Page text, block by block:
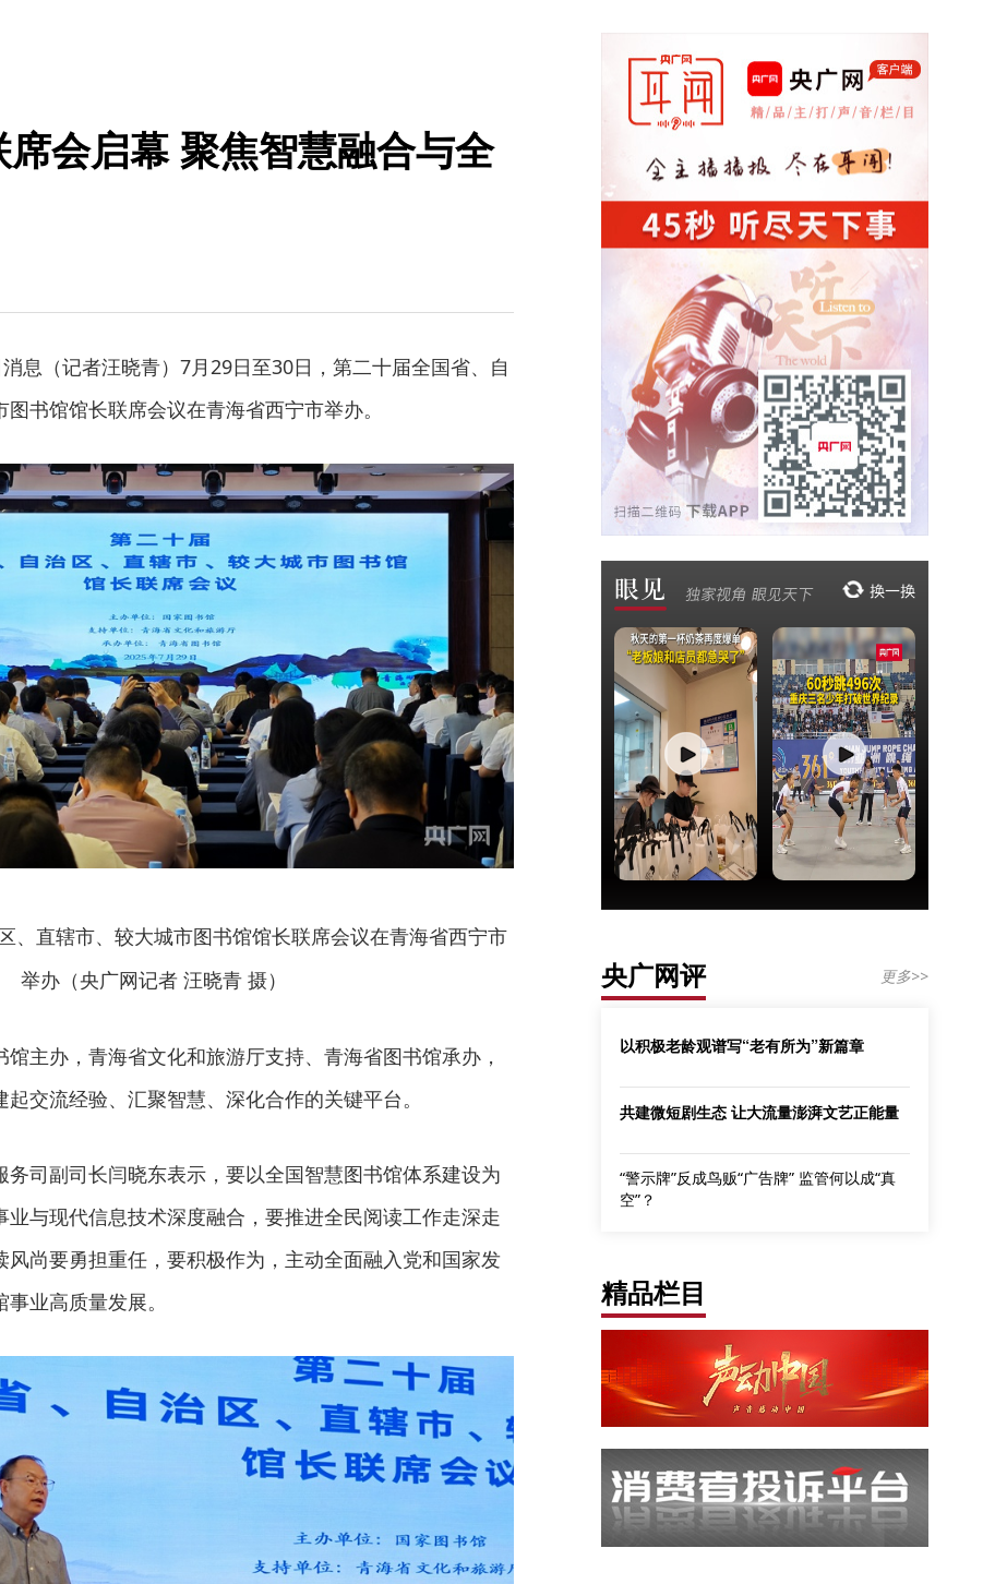
会启幕 聚焦智慧融合与全
息（记者汪晓青）7月29日至30日，第二十届全国省、自
书馆馆长联席会议在青海省西宁市举办。
、直辖市、较大城市图书馆馆长联席会议在青海省西宁市
举办（央广网记者 汪晓青 摄）
主办，青海省文化和旅游厅支持、青海省图书馆承办，
交流经验、汇聚智慧、深化合作的关键平台。
务司副司长闫晓东表示，要以全国智慧图书馆体系建设为
与现代信息技术深度融合，要推进全民阅读工作走深走
风尚要勇担重任，要积极作为，主动全面融入党和国家发
业高质量发展。
央广网评 更多>>
以积极老龄观谱写“老有所为”新篇章
共建微短剧生态 让大流量澎湃文艺正能量
“警示牌”反成鸟贩“广告牌” 监管何以成“真
空”？
精品栏目